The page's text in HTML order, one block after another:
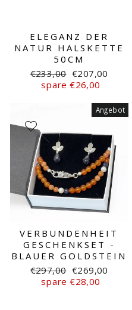
ELEGANZ DER
NATUR HALSKETTE
50CM
Normaler
Preis
€233,00 Sonderpreis
€207,00
spare €26,00
Angebot
VERBUNDENHEIT
GESCHENKSET -
BLAUER GOLDSTEIN
Normaler
Preis
€297,00 Sonderpreis
€269,00
spare €28,00